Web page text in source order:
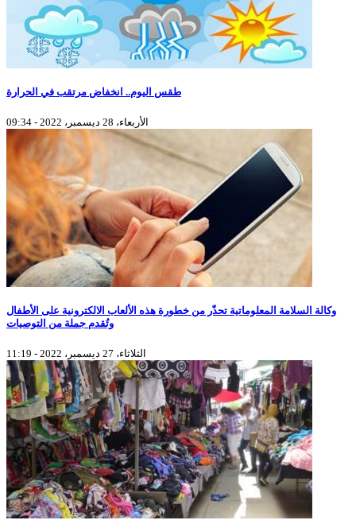
طقس اليوم.. انخفاض مرتقب في الحرارة
الأربعاء، 28 ديسمبر، 2022 - 09:34
وكالة السلامة المعلوماتية تحذّر من خطورة هذه الألعاب الالكترونية على الأطفال
وتُقدم جملة من التوصيات
الثلاثاء، 27 ديسمبر، 2022 - 11:19